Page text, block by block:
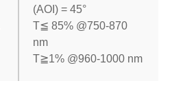
(AOI) = 45°
T≦ 85% @750-870
nm
T≧1% @960-1000 nm